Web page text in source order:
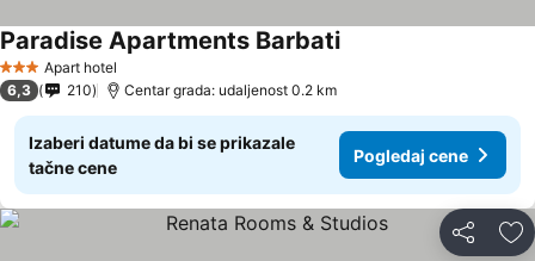
3 ZvezdiceApart hotel
Paradise Apartments BarbatiPogledaj cene
6,3 210 Centar grada: udaljenost 0.2 km
Izaberi datume da bi se prikazale
tačne cene
Pogledaj cene
Deli